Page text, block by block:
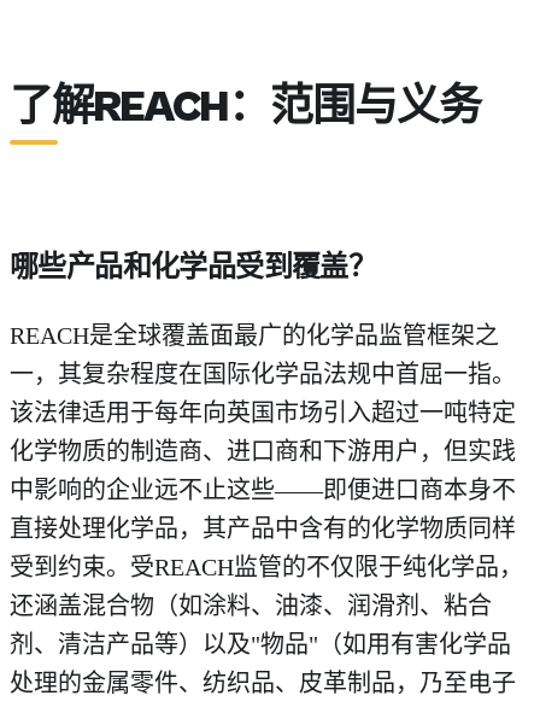
了解REACH：范围与义务
哪些产品和化学品受到覆盖？
REACH是全球覆盖面最广的化学品监管框架之
一，其复杂程度在国际化学品法规中首屈一指。
该法律适用于每年向英国市场引入超过一吨特定
化学物质的制造商、进口商和下游用户，但实践
中影响的企业远不止这些——即便进口商本身不
直接处理化学品，其产品中含有的化学物质同样
受到约束。受REACH监管的不仅限于纯化学品，
还涵盖混合物（如涂料、油漆、润滑剂、粘合
剂、清洁产品等）以及"物品"（如用有害化学品
处理的金属零件、纺织品、皮革制品，乃至电子